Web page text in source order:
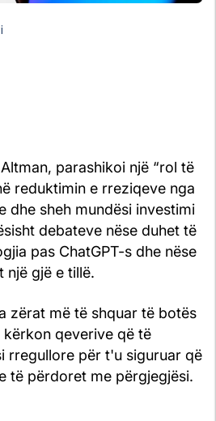
parashikoi një “rol të
reduktimin e rreziqeve nga
dhe sheh mundësi investimi
debateve nëse duhet të
pas ChatGPT-s dhe nëse
një gjë e tillë.
zërat më të shquar të botës
qeverive që të
rregullore për t'u siguruar që
të përdoret me përgjegjësi.